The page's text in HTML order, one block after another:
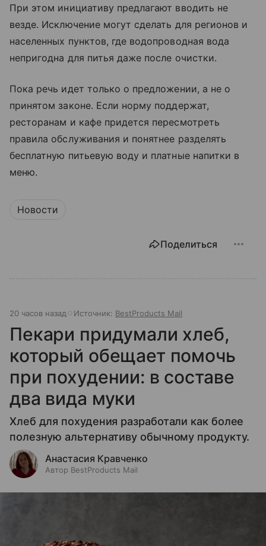
При этом инициативу предлагают вводить не
везде. Исключение могут сделать для регионов и
населенных пунктов, где водопроводная вода
непригодна для питья даже после очистки.
Пока речь идет только о предложении, а не о
принятом законе. Если норму поддержат,
ресторанам и кафе придется пересмотреть
правила обслуживания и понятнее разделять
бесплатную питьевую воду и платные напитки в
меню.
Новости
Поделиться
20 часов назад Источник: BestProducts Mail
Пекари придумали хлеб,
который обещает помочь
при похудении: в составе
два вида муки
Хлеб для похудения разработали как более
полезную альтернативу обычному продукту.
Анастасия Кравченко
Автор BestProducts Mail